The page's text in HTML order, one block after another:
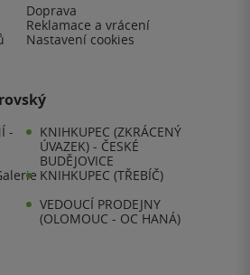
Doprava
Reklamace a vrácení
Nastavení cookies
-
KNIHKUPEC (ZKRÁCENÝ
ÚVAZEK) - ČESKÉ
BUDĚJOVICE
KNIHKUPEC (TŘEBÍČ)
VEDOUCÍ PRODEJNY
(OLOMOUC - OC HANÁ)